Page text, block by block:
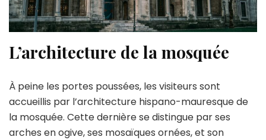
L’architecture de la mosquée
À peine les portes poussées, les visiteurs sont
accueillis par l’architecture hispano-mauresque de
la mosquée. Cette dernière se distingue par ses
arches en ogive, ses mosaïques ornées, et son